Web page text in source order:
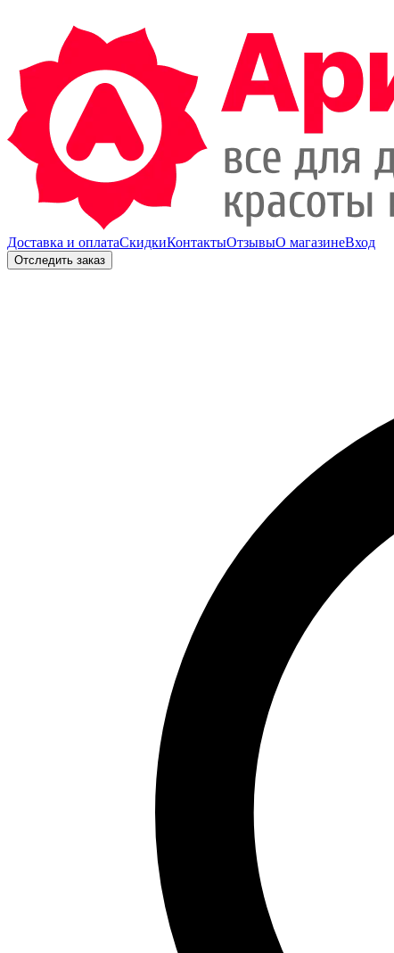
Доставка и оплатаСкидкиКонтактыОтзывыО магазинеВход
Отследить заказ